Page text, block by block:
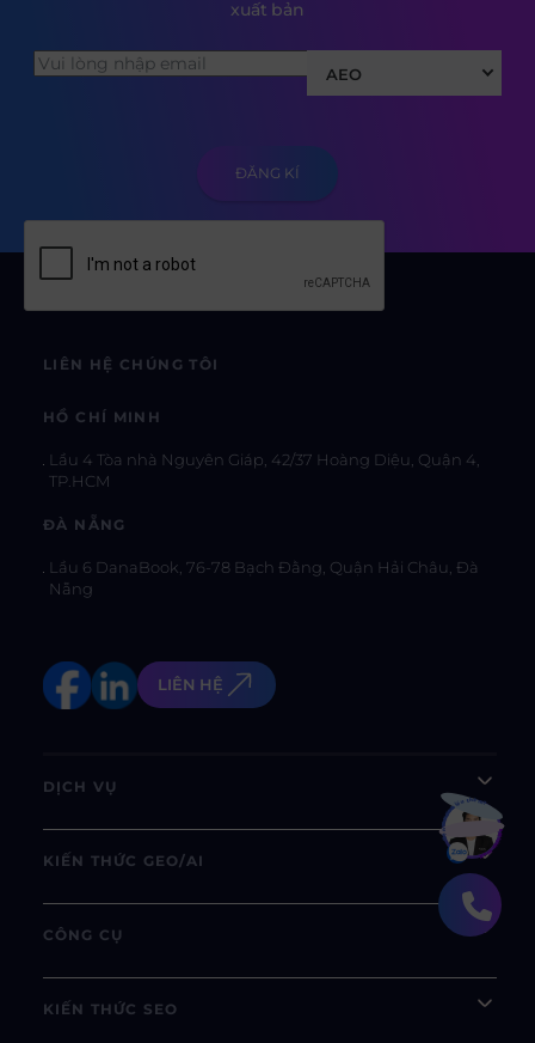
xuất bản
AEO
LIÊN HỆ CHÚNG TÔI
HỒ CHÍ MINH
Lầu 4 Tòa nhà Nguyên Giáp, 42/37 Hoàng Diệu, Quận 4,
TP.HCM
ĐÀ NẴNG
Lầu 6 DanaBook, 76-78 Bạch Đằng, Quận Hải Châu, Đà
Nẵng
LIÊN HỆ
DỊCH VỤ
KIẾN THỨC GEO/AI
CÔNG CỤ
KIẾN THỨC SEO
Bạn muốn hiểu thêm?Xem chi tiết